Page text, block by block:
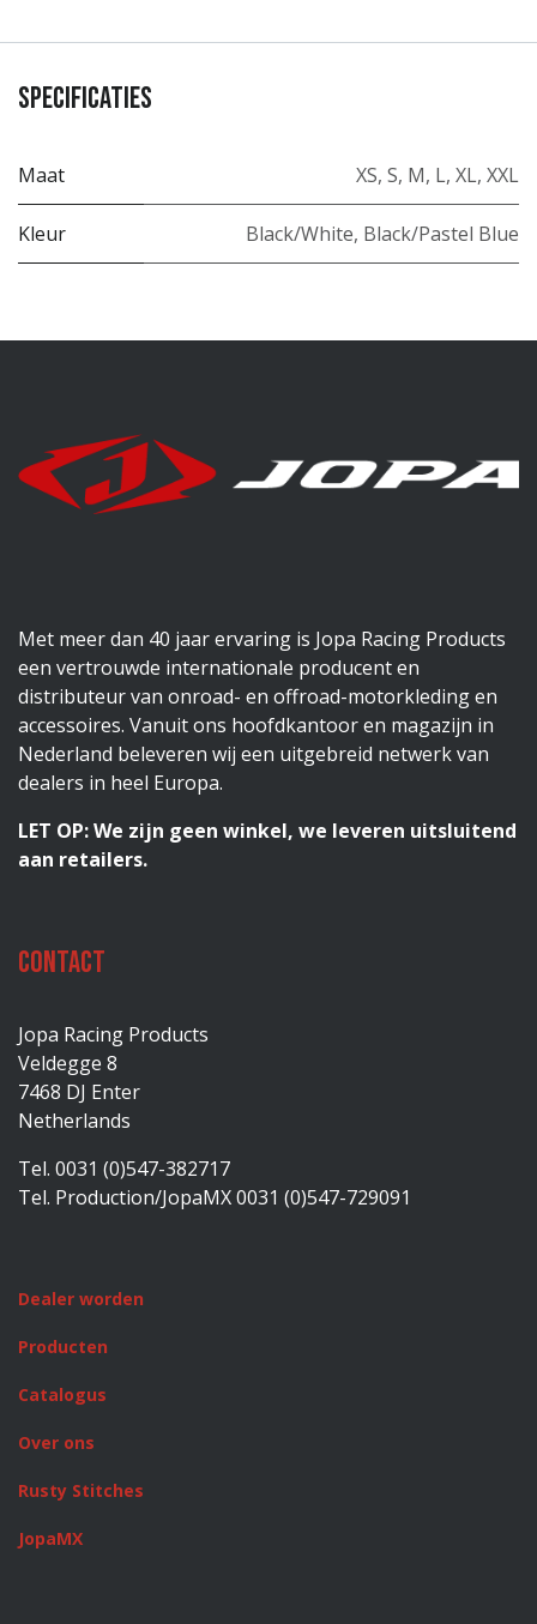
Specificaties
Maat XS, S, M, L, XL, XXL
Kleur Black/White, Black/Pastel Blue
Met meer dan 40 jaar ervaring is Jopa Racing Products
een vertrouwde internationale producent en
distributeur van onroad- en offroad-motorkleding en
accessoires. Vanuit ons hoofdkantoor en magazijn in
Nederland beleveren wij een uitgebreid netwerk van
dealers in heel Europa.
LET OP: We zijn geen winkel, we leveren uitsluitend
aan retailers.
Contact
Jopa Racing Products
Veldegge 8
7468 DJ Enter
Netherlands
Tel. 0031 (0)547-382717
Tel. Production/JopaMX 0031 (0)547-729091
Dealer worden
Producten
Catalogus
Over ons
Rusty Stitches
JopaMX